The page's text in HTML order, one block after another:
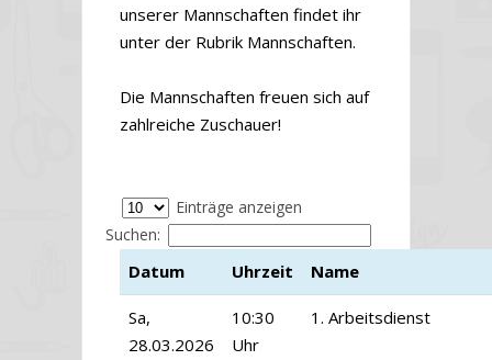
unserer Mannschaften findet ihr
unter der Rubrik Mannschaften.
Die Mannschaften freuen sich auf
zahlreiche Zuschauer!
Einträge anzeigen
Suchen:
Datum Uhrzeit Name
Sa,
28.03.2026
10:30
Uhr
1. Arbeitsdienst